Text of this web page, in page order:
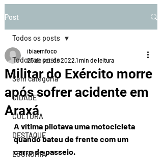
Post
Todos os posts
Sem categoria
CIDADE
CULTURA
DESTAQUE
ECONOMIA
Todos os posts
Militar do Exército morre
após sofrer acidente em
Araxá
ibiaemfoco
25 de set. de 2022 1 min de leitura
A vítima pilotava uma motocicleta
quando bateu de frente com um
carro de passeio.